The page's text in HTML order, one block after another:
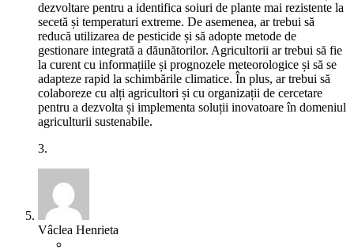
dezvoltare pentru a identifica soiuri de plante mai rezistente la
secetă și temperaturi extreme. De asemenea, ar trebui să
reducă utilizarea de pesticide și să adopte metode de
gestionare integrată a dăunătorilor. Agricultorii ar trebui să fie
la curent cu informațiile și prognozele meteorologice și să se
adapteze rapid la schimbările climatice. În plus, ar trebui să
colaboreze cu alți agricultori și cu organizații de cercetare
pentru a dezvolta și implementa soluții inovatoare în domeniul
agriculturii sustenabile.
3.
Vâclea Henrieta